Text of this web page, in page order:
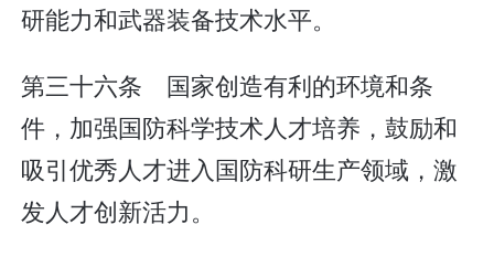
研能力和武器装备技术水平。
第三十六条 国家创造有利的环境和条
件，加强国防科学技术人才培养，鼓励和
吸引优秀人才进入国防科研生产领域，激
发人才创新活力。